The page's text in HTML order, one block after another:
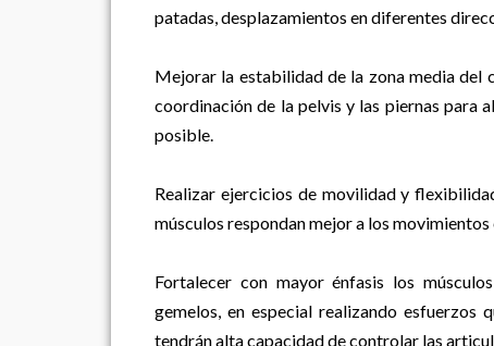
patadas, desplazamientos en diferentes
Mejorar la estabilidad de la zona media del
coordinación de la pelvis y las piernas para
posible.
Realizar ejercicios de movilidad y
músculos respondan mejor a los movimientos
Fortalecer con mayor énfasis los
gemelos, en especial realizando esfuerzos
tendrán alta capacidad de controlar las